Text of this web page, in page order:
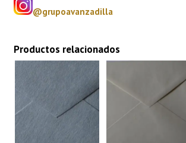
@grupoavanzadilla
Productos relacionados